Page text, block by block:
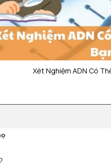
Xét Nghiệm ADN Có